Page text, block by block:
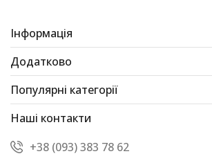
Інформація
Додатково
Популярні категорії
Наші контакти
+38 (093) 383 78 62